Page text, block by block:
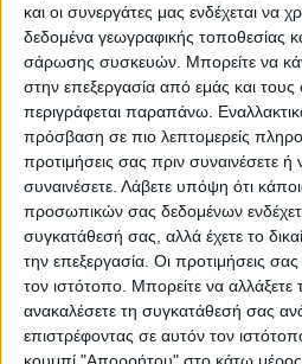
και οι συνεργάτες μας ενδέχεται να
δεδομένα γεωγραφικής τοποθεσίας
σάρωσης συσκευών. Μπορείτε να
στην επεξεργασία από εμάς και
περιγράφεται παραπάνω.
πρόσβαση σε πιο λεπτομερείς
προτιμήσεις σας πριν συναινέσετε ή
συναινέσετε. Λάβετε υπόψη ότι
προσωπικών σας δεδομένων
συγκατάθεσή σας, αλλά έχετε το
την επεξεργασία. Οι προτιμήσεις
τον ιστότοπο. Μπορείτε να αλλάξετε
ανακαλέσετε τη συγκατάθεσή σας
επιστρέφοντας σε αυτόν τον
στα πλέον γόνιμα
εδάφη από φαινόμενα
-δραματική μείωση
αρδευτικού νερού λόγω
υδροφορέων
-Τη διάβρωση και
επικλινών εκτάσεων
υποβάθμισης του
-Την υποβάθμιση της
περισσότερων εδαφών
αειφορική καλλιέργεια